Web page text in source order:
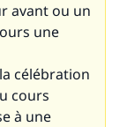
avant ou un
une
célébration
cours
à une